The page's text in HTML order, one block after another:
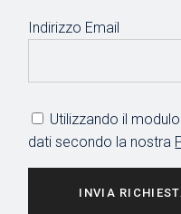
Indirizzo Email
Utilizzando il
dati secondo la nostra
INVIA